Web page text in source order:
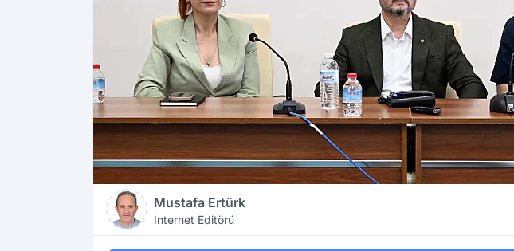
Mustafa Ertürk
İnternet Editörü